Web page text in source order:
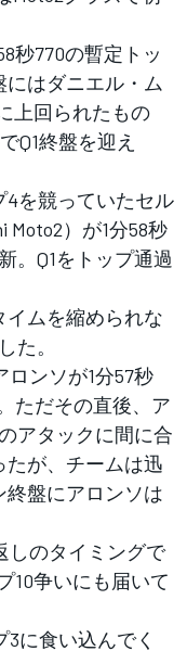
秒770の暫定トッ
はダニエル・ム
上回られたもの
Q1終盤を迎え
を競っていたセル
Moto2）が1分58秒
。Q1をトップ通過
ムを縮められな
た。
ンソが1分57秒
ただその直後、ア
アタックに間に合
たが、チームは迅
盤にアロンソは
しのタイミングで
10争いにも届いて
に食い込んでく